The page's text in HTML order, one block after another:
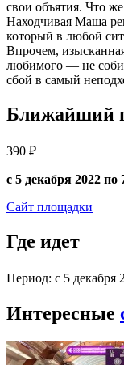
свои объятия. Что
Находчивая Маша
который в любой
Впрочем,
любимого — не
сбой в самый
Ближайший
390 ₽
с 5 декабря 2022 по
Сайт площадки
Где идет
Период: с 5 декабря
Интересные